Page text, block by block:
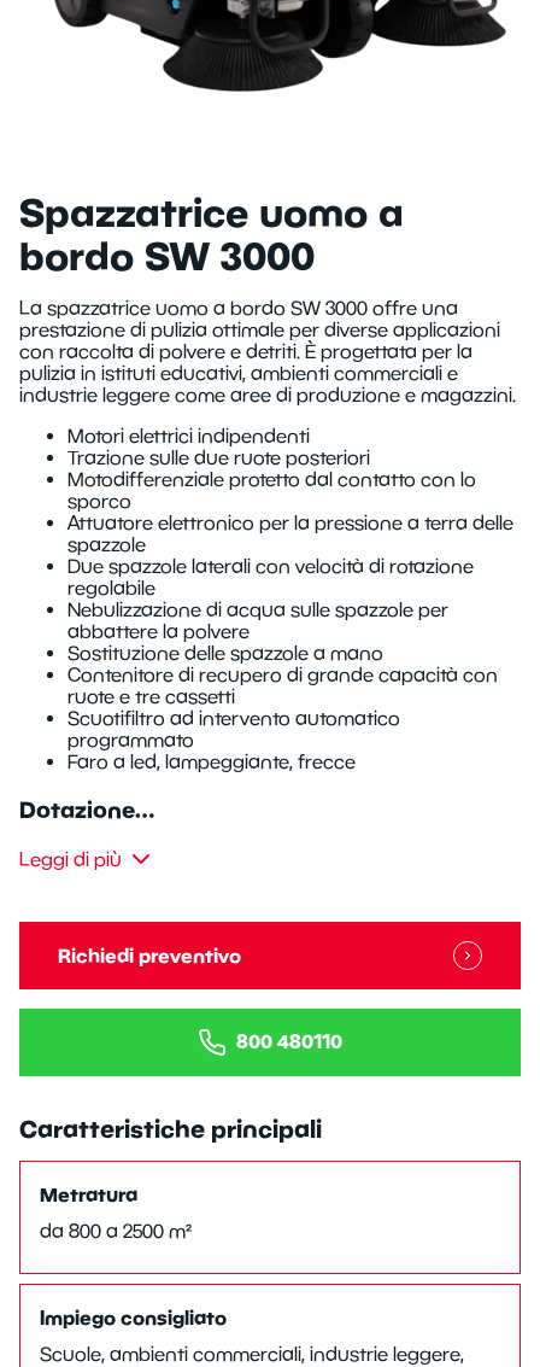
Usate
Impianti fissi
Per olio e trucioli
Certificati ATEX
Monospazzole
Pulizia pannelli solari
Battitappeto
Purificatori d'aria
Panoramica
Panni e spugne
Ecolabel
Dispositivi di protezione individuale
Dispenser
Carta
Pronto intervento
Noleggio macchine
Soluzioni finanziarie
Usato garantito
Supervalutazione dell'usato
Industriale
Imprese di pulizia
Logistica
Ho.Re.Ca.
Chi siamo
Aziende
Shop
Spazzatrice uomo a
bordo SW 3000
La spazzatrice uomo a bordo SW 3000 offre una
prestazione di pulizia ottimale per diverse applicazioni
con raccolta di polvere e detriti. È progettata per la
pulizia in istituti educativi, ambienti commerciali e
industrie leggere come aree di produzione e magazzini.
Motori elettrici indipendenti
Trazione sulle due ruote posteriori
Motodifferenziale protetto dal contatto con lo
sporco
Attuatore elettronico per la pressione a terra delle
spazzole
Due spazzole laterali con velocità di rotazione
regolabile
Nebulizzazione di acqua sulle spazzole per
abbattere la polvere
Sostituzione delle spazzole a mano
Contenitore di recupero di grande capacità con
ruote e tre cassetti
Scuotifiltro ad intervento automatico
programmato
Faro a led, lampeggiante, frecce
Dotazione…
Leggi di più
Richiedi preventivo
800 480110
Caratteristiche principali
Metratura
da 800 a 2500 m²
Impiego consigliato
Scuole, ambienti commerciali, industrie leggere,